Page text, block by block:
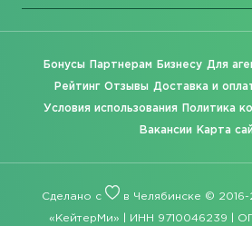
Бонусы Партнерам Бизнесу Для
Рейтинг Отзывы Доставка и
Условия использования Политика
Вакансии Карта
Сделано с в Челябинске ©
«КейтерМи» | ИНН 9710046239 |